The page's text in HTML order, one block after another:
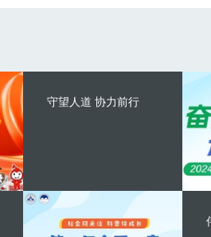
守望人道 协力前行